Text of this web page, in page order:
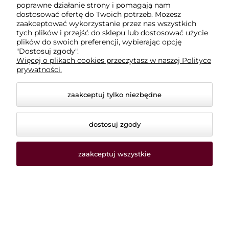
Płatności i dostawa
Informacje
O nas
poprawne działanie strony i pomagają nam
dostosować ofertę do Twoich potrzeb. Możesz
zaakceptować wykorzystanie przez nas wszystkich
tych plików i przejść do sklepu lub dostosować użycie
plików do swoich preferencji, wybierając opcję
"Dostosuj zgody".
Więcej o plikach cookies przeczytasz w naszej Polityce
prywatności.
zaakceptuj tylko niezbędne
dostosuj zgody
zaakceptuj wszystkie